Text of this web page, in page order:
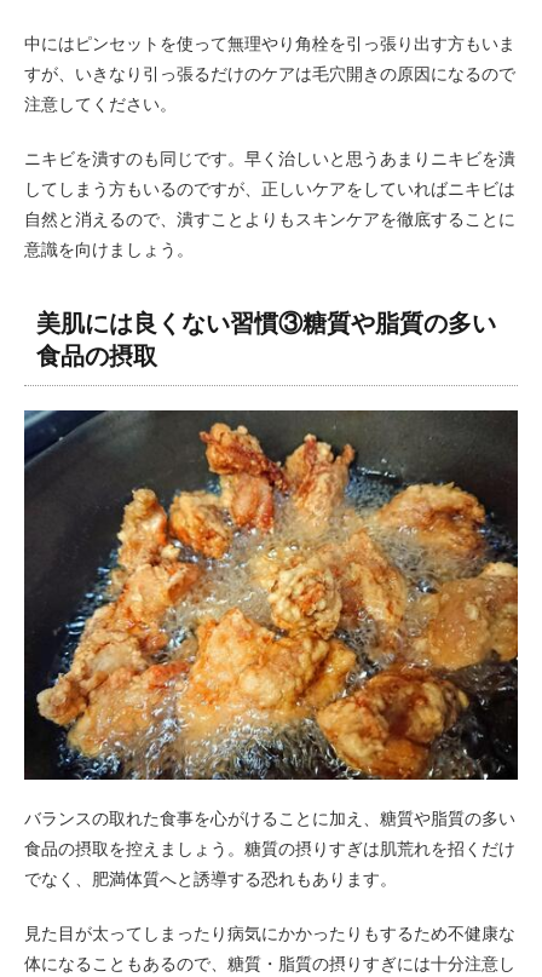
中にはピンセットを使って無理やり角栓を引っ張り出す方もいま
すが、いきなり引っ張るだけのケアは毛穴開きの原因になるので
注意してください。
ニキビを潰すのも同じです。早く治しいと思うあまりニキビを潰
してしまう方もいるのですが、正しいケアをしていればニキビは
自然と消えるので、潰すことよりもスキンケアを徹底することに
意識を向けましょう。
美肌には良くない習慣③糖質や脂質の多い
食品の摂取
バランスの取れた食事を心がけることに加え、糖質や脂質の多い
食品の摂取を控えましょう。糖質の摂りすぎは肌荒れを招くだけ
でなく、肥満体質へと誘導する恐れもあります。
見た目が太ってしまったり病気にかかったりもするため不健康な
体になることもあるので、糖質・脂質の摂りすぎには十分注意し